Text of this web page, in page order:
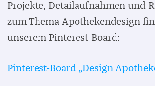
Projekte, Detailaufnahmen und
zum Thema Apothekendesign
unserem Pinterest-Board:
Pinterest-Board „Design